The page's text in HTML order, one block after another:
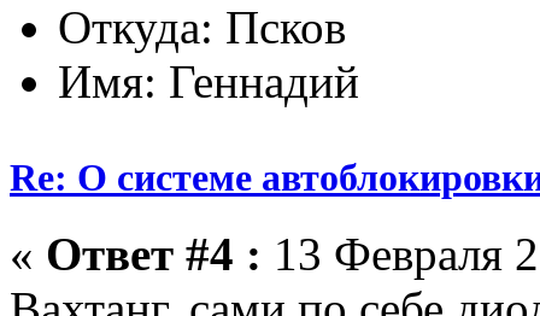
Откуда: Псков
Имя: Геннадий
Re: О системе
« Ответ #4 : 13 Февраля